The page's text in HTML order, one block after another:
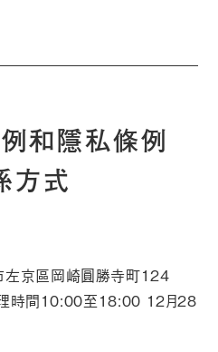
和隱私條例
方式
京區岡崎圓勝寺町124
時間10:00至18:00 12月28